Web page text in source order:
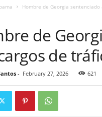
Hombre de Georgia
de
de
- February 27, 2026 621